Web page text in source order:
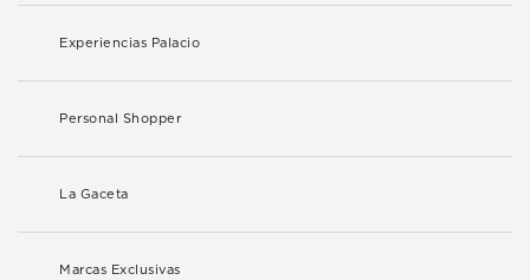
Experiencias Palacio
Personal Shopper
La Gaceta
Marcas Exclusivas